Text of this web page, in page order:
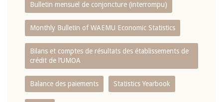
Bulletin mensuel de conjoncture (interrompu)
Monthly Bulletin of WAEMU Economic Statistics
Bilans et comptes de résultats des établissements de
crédit de l‘UMOA
Balance des paiements Statistics Yearbook